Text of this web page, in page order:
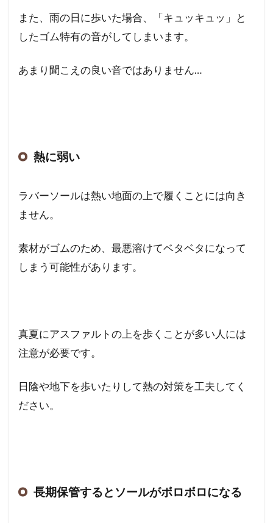
また、雨の日に歩いた場合、「キュッキュッ」と
したゴム特有の音がしてしまいます。
あまり聞こえの良い音ではありません…
熱に弱い
ラバーソールは熱い地面の上で履くことには向き
ません。
素材がゴムのため、最悪溶けてベタベタになって
しまう可能性があります。
真夏にアスファルトの上を歩くことが多い人には
注意が必要です。
日陰や地下を歩いたりして熱の対策を工夫してく
ださい。
長期保管するとソールがボロボロになる